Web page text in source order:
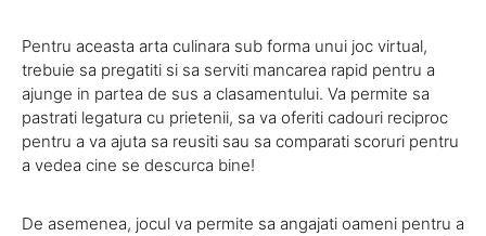
Pentru aceasta arta culinara sub forma unui joc virtual,
trebuie sa pregatiti si sa serviti mancarea rapid pentru a
ajunge in partea de sus a clasamentului. Va permite sa
pastrati legatura cu prietenii, sa va oferiti cadouri reciproc
pentru a va ajuta sa reusiti sau sa comparati scoruri pentru
a vedea cine se descurca bine!
De asemenea, jocul va permite sa angajati oameni pentru a